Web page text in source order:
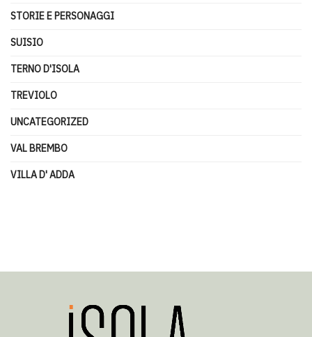
STORIE E PERSONAGGI
SUISIO
TERNO D'ISOLA
TREVIOLO
UNCATEGORIZED
VAL BREMBO
VILLA D' ADDA